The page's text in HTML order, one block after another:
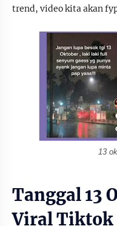
trend, video kita akan
13
Tanggal 13
Viral Tiktok